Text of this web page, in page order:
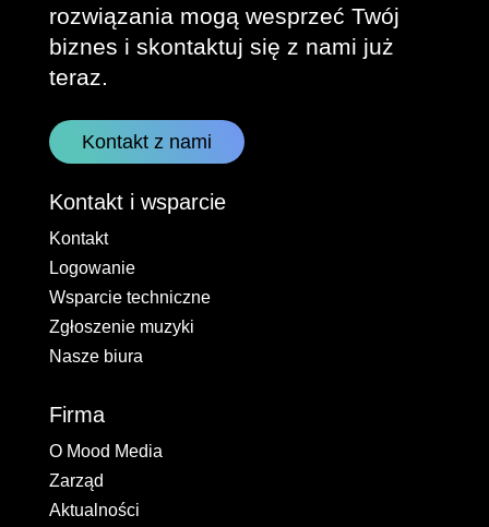
rozwiązania mogą wesprzeć Twój
biznes i skontaktuj się z nami już
teraz.
Kontakt z nami
Kontakt i wsparcie
Kontakt
Logowanie
Wsparcie techniczne
Zgłoszenie muzyki
Nasze biura
Firma
O Mood Media
Zarząd
Aktualności